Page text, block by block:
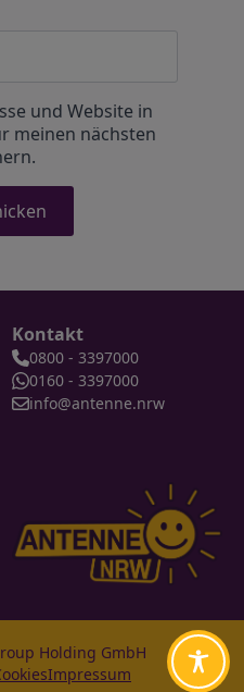
und Website in
meinen nächsten
Kontakt
0800 - 3397000
0160 - 3397000
info@antenne.nrw
Holding GmbH
Impressum